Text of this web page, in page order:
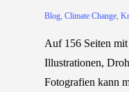
Blog, Climate Change,
Auf 156 Seiten
Illustrationen,
Fotografien kann